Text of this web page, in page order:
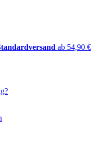
ab 54,90 €